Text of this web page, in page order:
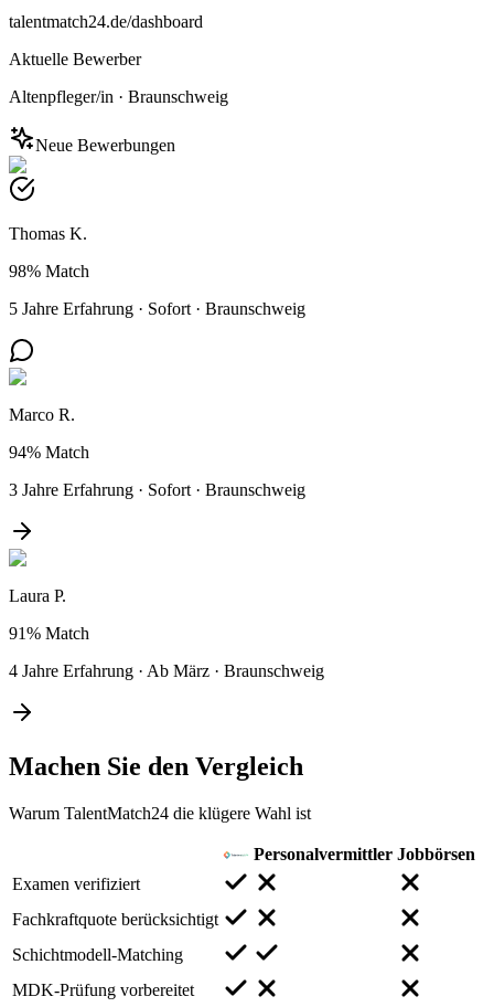
talentmatch24.de/dashboard
Aktuelle Bewerber
Altenpfleger/in · Braunschweig
Neue Bewerbungen
Thomas K.
98% Match
5 Jahre Erfahrung · Sofort · Braunschweig
Marco R.
94% Match
3 Jahre Erfahrung · Sofort · Braunschweig
Laura P.
91% Match
4 Jahre Erfahrung · Ab März · Braunschweig
Machen Sie den Vergleich
Warum TalentMatch24 die klügere Wahl ist
Personalvermittler Jobbörsen
Examen verifiziert
Fachkraftquote berücksichtigt
Schichtmodell-Matching
MDK-Prüfung vorbereitet